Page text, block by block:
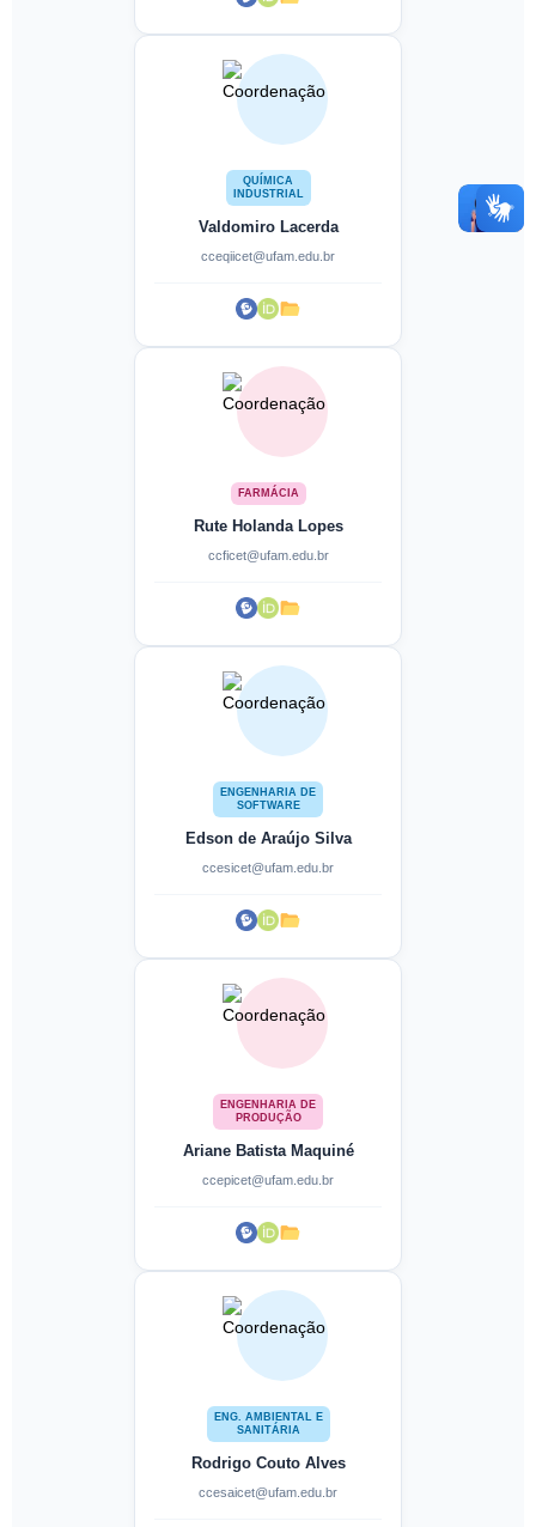
QUÍMICA
INDUSTRIAL
Valdomiro Lacerda
cceqiicet@ufam.edu.br
FARMÁCIA
Rute Holanda Lopes
ccficet@ufam.edu.br
ENGENHARIA DE
SOFTWARE
Edson de Araújo Silva
ccesicet@ufam.edu.br
ENGENHARIA DE
PRODUÇÃO
Ariane Batista Maquiné
ccepicet@ufam.edu.br
ENG. AMBIENTAL E
SANITÁRIA
Rodrigo Couto Alves
ccesaicet@ufam.edu.br